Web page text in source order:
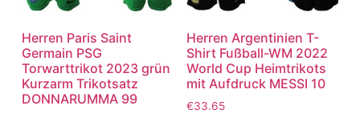
Herren Paris Saint
Germain PSG
Torwarttrikot 2023 grün
Kurzarm Trikotsatz
DONNARUMMA 99
Herren Argentinien T-
Shirt Fußball-WM 2022
World Cup Heimtrikots
mit Aufdruck MESSI 10
€33.65